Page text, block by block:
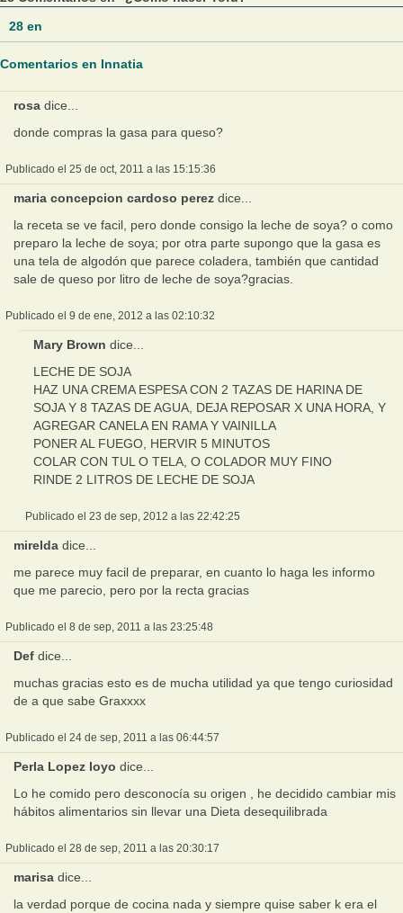
28en
Comentarios en Innatia
rosa dice...
donde compras la gasa para queso?
Publicado el 25 de oct, 2011 a las 15:15:36
maria concepcion cardoso perez dice...
la receta se ve facil, pero donde consigo la leche de soya? o como
preparo la leche de soya; por otra parte supongo que la gasa es
una tela de algodón que parece coladera, también que cantidad
sale de queso por litro de leche de soya?gracias.
Publicado el 9 de ene, 2012 a las 02:10:32
Mary Brown dice...
LECHE DE SOJA
HAZ UNA CREMA ESPESA CON 2 TAZAS DE HARINA DE
SOJA Y 8 TAZAS DE AGUA, DEJA REPOSAR X UNA HORA, Y
AGREGAR CANELA EN RAMA Y VAINILLA
PONER AL FUEGO, HERVIR 5 MINUTOS
COLAR CON TUL O TELA, O COLADOR MUY FINO
RINDE 2 LITROS DE LECHE DE SOJA
Publicado el 23 de sep, 2012 a las 22:42:25
mirelda dice...
me parece muy facil de preparar, en cuanto lo haga les informo
que me parecio, pero por la recta gracias
Publicado el 8 de sep, 2011 a las 23:25:48
Def dice...
muchas gracias esto es de mucha utilidad ya que tengo curiosidad
de a que sabe Graxxxx
Publicado el 24 de sep, 2011 a las 06:44:57
Perla Lopez loyo dice...
Lo he comido pero desconocía su origen , he decidido cambiar mis
hábitos alimentarios sin llevar una Dieta desequilibrada
Publicado el 28 de sep, 2011 a las 20:30:17
marisa dice...
la verdad porque de cocina nada y siempre quise saber k era el